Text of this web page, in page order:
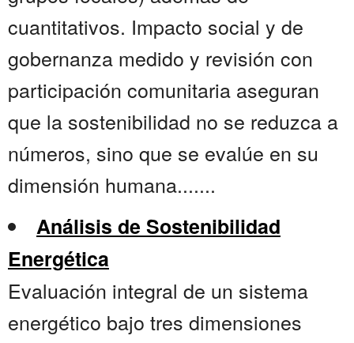
cuantitativos. Impacto social y de
gobernanza medido y revisión con
participación comunitaria aseguran
que la sostenibilidad no se reduzca a
números, sino que se evalúe en su
dimensión humana.......
Análisis de Sostenibilidad
Energética
Evaluación integral de un sistema
energético bajo tres dimensiones